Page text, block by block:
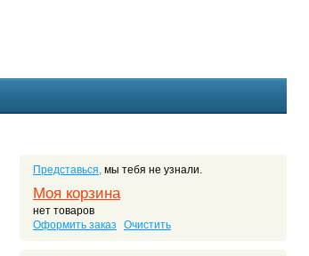
Представься, мы тебя не узнали.
Моя корзина
нет товаров
Оформить заказ
Очистить